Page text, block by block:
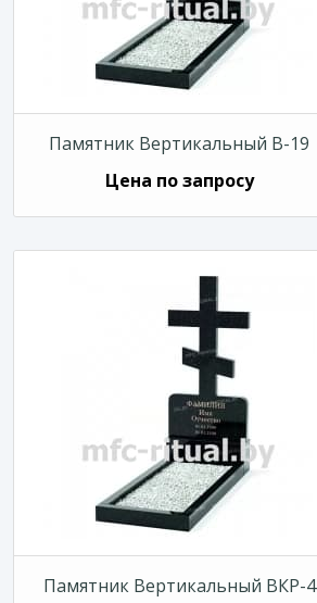
Памятник Вертикальный В-19
Цена по запросу
Памятник Вертикальный ВКР-4